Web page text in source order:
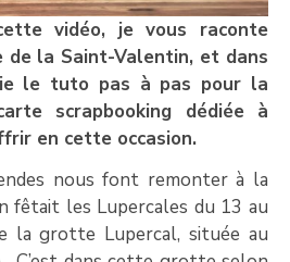
vidéo, je vous raconte
de la Saint-Valentin, et dans
le tuto pas à pas pour la
scrapbooking dédiée à
en cette occasion.
nous font remonter à la
fêtait les Lupercales du 13 au
la grotte Lupercal, située au